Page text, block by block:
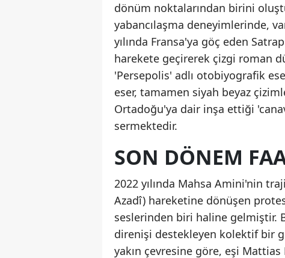
dönüm noktalarından birini
yabancılaşma deneyimlerinde,
yılında Fransa'ya göç eden
harekete geçirerek çizgi roman
'Persepolis' adlı otobiyografik
eser, tamamen siyah beyaz
Ortadoğu'ya dair inşa ettiği
sermektedir.
SON DÖNEM
2022 yılında Mahsa Amini'nin
Azadî) hareketine dönüşen
seslerinden biri haline gelmiştir.
direnişi destekleyen kolektif bir
yakın çevresine göre, eşi